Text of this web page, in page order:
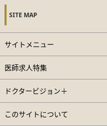
SITE MAP
サイトメニュー
医師求人特集
ドクタービジョン＋
このサイトについて